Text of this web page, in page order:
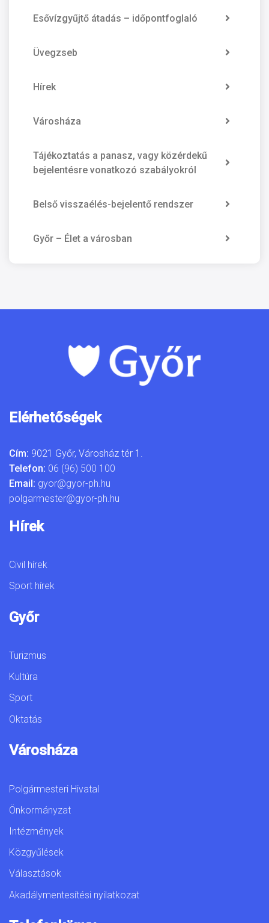
Esővízgyűjtő átadás – időpontfoglaló
Üvegzseb
Hírek
Városháza
Tájékoztatás a panasz, vagy közérdekű
bejelentésre vonatkozó szabályokról
Belső visszaélés-bejelentő rendszer
Győr – Élet a városban
Elérhetőségek
Cím: 9021 Győr, Városház tér 1.
Telefon: 06 (96) 500 100
Email: gyor@gyor-ph.hu
polgarmester@gyor-ph.hu
Hírek
Civil hírek
Sport hírek
Győr
Turizmus
Kultúra
Sport
Oktatás
Városháza
Polgármesteri Hivatal
Önkormányzat
Intézmények
Közgyűlések
Választások
Akadálymentesítési nyilatkozat